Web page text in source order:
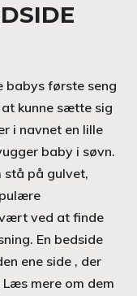
babys første seng
kunne sætte sig
i navnet en lille
baby i søvn.
stå på gulvet,
ved at finde
En bedside
ene side , der
mere om dem